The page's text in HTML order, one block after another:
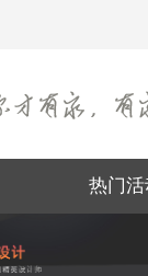
热门活